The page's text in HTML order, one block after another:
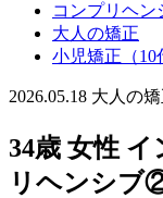
コンプリヘ
大人の矯正
小児矯正（10
2026.05.18 大人の
34歳 女性
リヘンシブ